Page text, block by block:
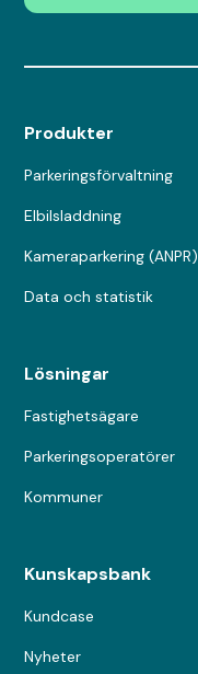
Produkter
Parkeringsförvaltning
Elbilsladdning
Kameraparkering (ANPR)
Data och statistik
Lösningar
Fastighetsägare
Parkeringsoperatörer
Kommuner
Kunskapsbank
Kundcase
Nyheter